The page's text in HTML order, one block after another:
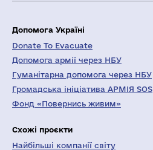
Допомога Україні
Donate To Evacuate
Допомога армії через НБУ
Гуманітарна допомога через НБУ
Громадська ініціатива АРМІЯ SOS
Фонд «Повернись живим»
Схожі проєкти
Найбільші компанії світу